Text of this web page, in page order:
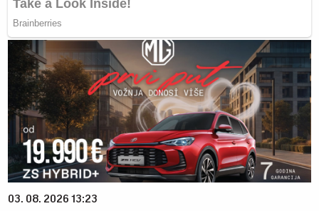
03. 08. 2026 13:23